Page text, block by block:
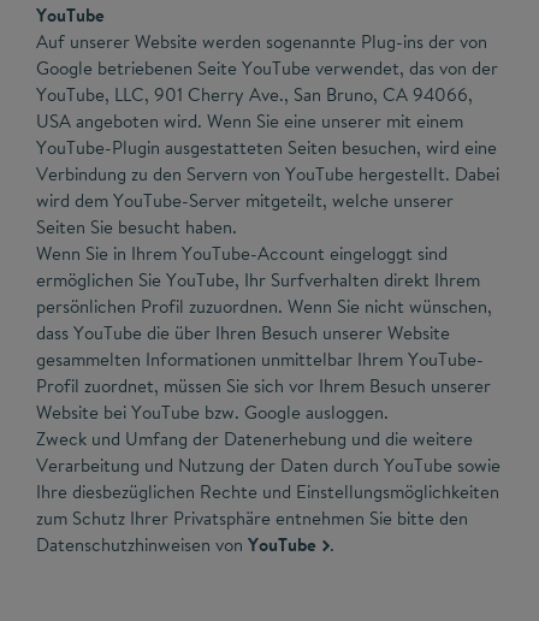
YouTube
Auf unserer Website werden sogenannte Plug-ins der von
Google betriebenen Seite YouTube verwendet, das von der
YouTube, LLC, 901 Cherry Ave., San Bruno, CA 94066,
USA angeboten wird. Wenn Sie eine unserer mit einem
YouTube-Plugin ausgestatteten Seiten besuchen, wird eine
Verbindung zu den Servern von YouTube hergestellt. Dabei
wird dem YouTube-Server mitgeteilt, welche unserer
Seiten Sie besucht haben.
Wenn Sie in Ihrem YouTube-Account eingeloggt sind
ermöglichen Sie YouTube, Ihr Surfverhalten direkt Ihrem
persönlichen Profil zuzuordnen. Wenn Sie nicht wünschen,
dass YouTube die über Ihren Besuch unserer Website
gesammelten Informationen unmittelbar Ihrem YouTube-
Profil zuordnet, müssen Sie sich vor Ihrem Besuch unserer
Website bei YouTube bzw. Google ausloggen.
Zweck und Umfang der Datenerhebung und die weitere
Verarbeitung und Nutzung der Daten durch YouTube sowie
Ihre diesbezüglichen Rechte und Einstellungsmöglichkeiten
zum Schutz Ihrer Privatsphäre entnehmen Sie bitte den
Datenschutzhinweisen von YouTube .